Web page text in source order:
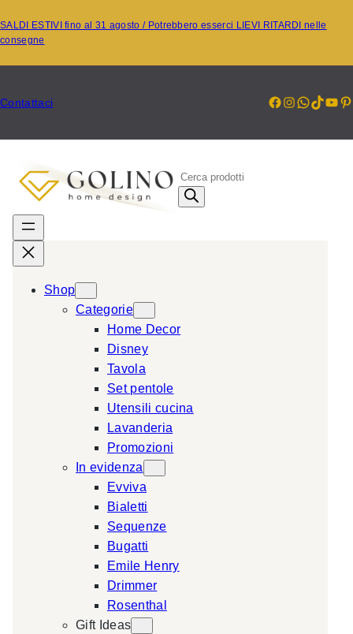
al
contenuto
SALDI ESTIVI fino al 31 agosto / Potrebbero esserci LIEVI RITARDI nelle
consegne
Contattaci Facebook
P
s
c
Shop
Categorie
Home Decor
Disney
Tavola
Set pentole
Utensili cucina
Lavanderia
Promozioni
In evidenza
Evviva
Bialetti
Sequenze
Bugatti
Emile Henry
Drimmer
Rosenthal
Gift Ideas